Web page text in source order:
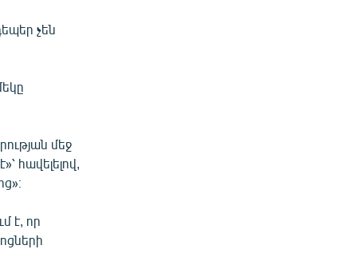
չեն
մեջ
հավելելով,
է, որ